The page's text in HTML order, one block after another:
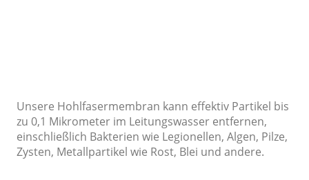
Unsere Hohlfasermembran kann effektiv Partikel bis
zu 0,1 Mikrometer im Leitungswasser entfernen,
einschließlich Bakterien wie Legionellen, Algen, Pilze,
Zysten, Metallpartikel wie Rost, Blei und andere.